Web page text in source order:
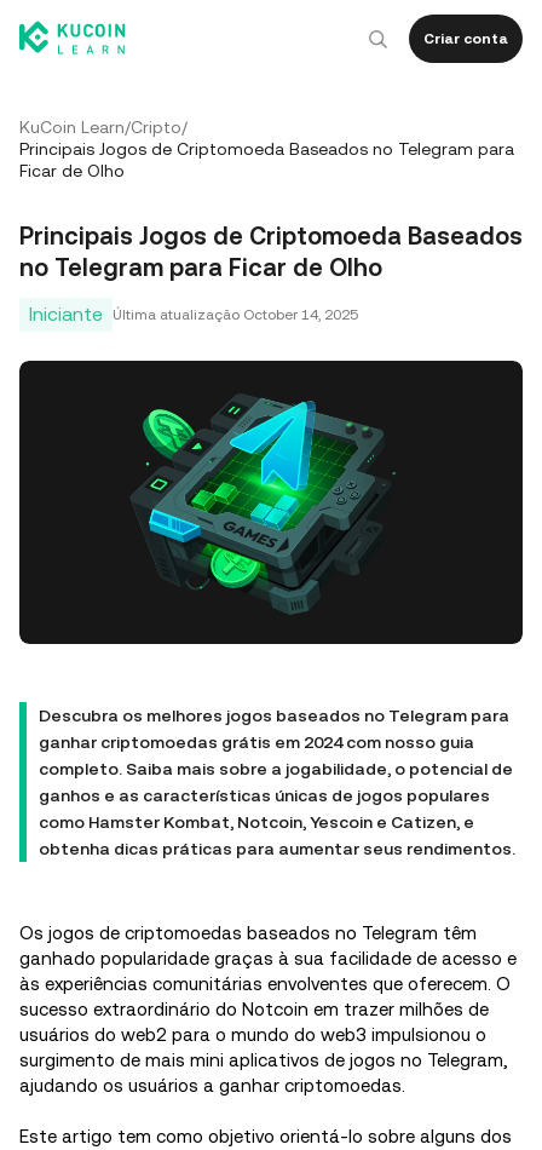
Criar conta
KuCoin Learn/Cripto/
Principais Jogos de Criptomoeda Baseados no Telegram para
Ficar de Olho
Principais Jogos de Criptomoeda Baseados
no Telegram para Ficar de Olho
Iniciante Última atualização October 14, 2025
Descubra os melhores jogos baseados no Telegram para
ganhar criptomoedas grátis em 2024 com nosso guia
completo. Saiba mais sobre a jogabilidade, o potencial de
ganhos e as características únicas de jogos populares
como Hamster Kombat, Notcoin, Yescoin e Catizen, e
obtenha dicas práticas para aumentar seus rendimentos.
Os jogos de criptomoedas baseados no Telegram têm
ganhado popularidade graças à sua facilidade de acesso e
às experiências comunitárias envolventes que oferecem. O
sucesso extraordinário do Notcoin em trazer milhões de
usuários do web2 para o mundo do web3 impulsionou o
surgimento de mais mini aplicativos de jogos no Telegram,
ajudando os usuários a ganhar criptomoedas.
Este artigo tem como objetivo orientá-lo sobre alguns dos